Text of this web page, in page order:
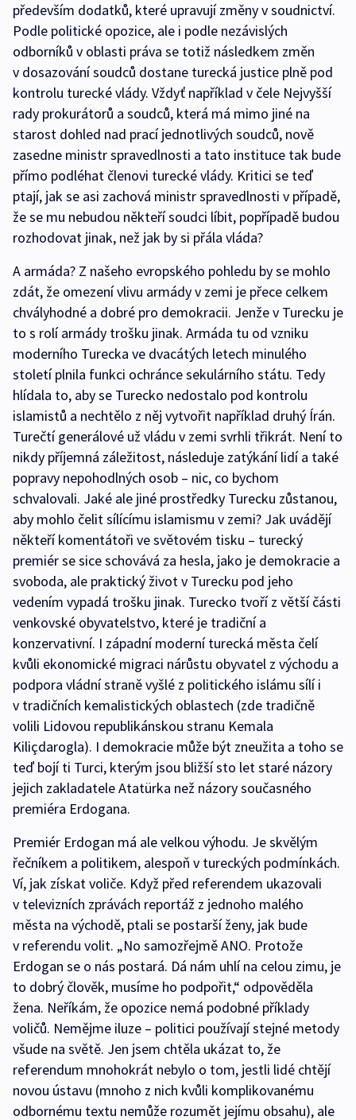
především dodatků, které upravují změny v soudnictví.
Podle politické opozice, ale i podle nezávislých
odborníků v oblasti práva se totiž následkem změn
v dosazování soudců dostane turecká justice plně pod
kontrolu turecké vlády. Vždyť například v čele Nejvyšší
rady prokurátorů a soudců, která má mimo jiné na
starost dohled nad prací jednotlivých soudců, nově
zasedne ministr spravedlnosti a tato instituce tak bude
přímo podléhat členovi turecké vlády. Kritici se teď
ptají, jak se asi zachová ministr spravedlnosti v případě,
že se mu nebudou někteří soudci líbit, popřípadě budou
rozhodovat jinak, než jak by si přála vláda?
A armáda? Z našeho evropského pohledu by se mohlo
zdát, že omezení vlivu armády v zemi je přece celkem
chvályhodné a dobré pro demokracii. Jenže v Turecku je
to s rolí armády trošku jinak. Armáda tu od vzniku
moderního Turecka ve dvacátých letech minulého
století plnila funkci ochránce sekulárního státu. Tedy
hlídala to, aby se Turecko nedostalo pod kontrolu
islamistů a nechtělo z něj vytvořit například druhý Írán.
Turečtí generálové už vládu v zemi svrhli třikrát. Není to
nikdy příjemná záležitost, následuje zatýkání lidí a také
popravy nepohodlných osob – nic, co bychom
schvalovali. Jaké ale jiné prostředky Turecku zůstanou,
aby mohlo čelit sílícímu islamismu v zemi? Jak uvádějí
někteří komentátoři ve světovém tisku – turecký
premiér se sice schovává za hesla, jako je demokracie a
svoboda, ale praktický život v Turecku pod jeho
vedením vypadá trošku jinak. Turecko tvoří z větší části
venkovské obyvatelstvo, které je tradiční a
konzervativní. I západní moderní turecká města čelí
kvůli ekonomické migraci nárůstu obyvatel z východu a
podpora vládní straně vyšlé z politického islámu sílí i
v tradičních kemalistických oblastech (zde tradičně
volili Lidovou republikánskou stranu Kemala
Kiliçdarogla). I demokracie může být zneužita a toho se
teď bojí ti Turci, kterým jsou bližší sto let staré názory
jejich zakladatele Atatürka než názory současného
premiéra Erdogana.
Premiér Erdogan má ale velkou výhodu. Je skvělým
řečníkem a politikem, alespoň v tureckých podmínkách.
Ví, jak získat voliče. Když před referendem ukazovali
v televizních zprávách reportáž z jednoho malého
města na východě, ptali se postarší ženy, jak bude
v referendu volit. „No samozřejmě ANO. Protože
Erdogan se o nás postará. Dá nám uhlí na celou zimu, je
to dobrý člověk, musíme ho podpořit,“ odpověděla
žena. Neříkám, že opozice nemá podobné příklady
voličů. Nemějme iluze – politici používají stejné metody
všude na světě. Jen jsem chtěla ukázat to, že
referendum mnohokrát nebylo o tom, jestli lidé chtějí
novou ústavu (mnoho z nich kvůli komplikovanému
odbornému textu nemůže rozumět jejímu obsahu), ale